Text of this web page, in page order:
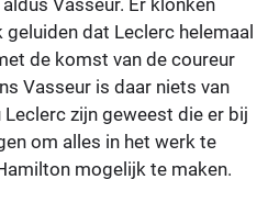
dat Leclerc helemaal
de komst van de coureur
Vasseur is daar niets van
zijn geweest die er bij
om alles in het werk te
mogelijk te maken.